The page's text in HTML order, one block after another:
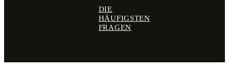
DIE
HÄUFIGSTEN
FRAGEN